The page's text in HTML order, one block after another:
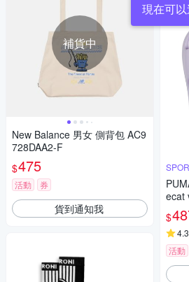
補貨中
New Balance 男女 側背包 AC9
728DAA2-F
$475
活動 券
貨到通知我
現在可以
ecat
$
4.3
活動